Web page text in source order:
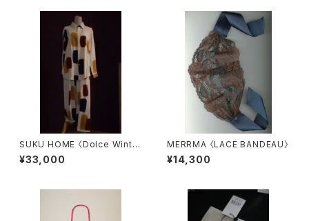
SUKU HOME 〈Dolce Winter
Pyjamas〉
¥33,000
MERRMA 〈LACE BANDEAU〉
¥14,300